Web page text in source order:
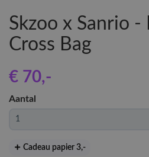
Skzoo x Sanrio -
Cross Bag
€ 70,-
Aantal
Cadeau papier 3,-